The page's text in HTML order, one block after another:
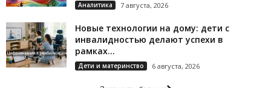
Аналитика 7 августа, 2026
Новые технологии на дому: дети с
инвалидностью делают успехи в
рамках...
Дети и материнство 6 августа, 2026